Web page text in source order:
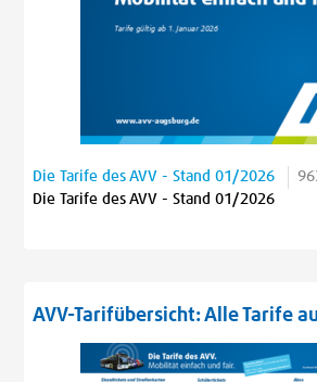
Die Tarife des AVV - Stand 01/2026
Die Tarife des AVV - Stand 01/2026
AVV-Tarifübersicht: Alle Tarife